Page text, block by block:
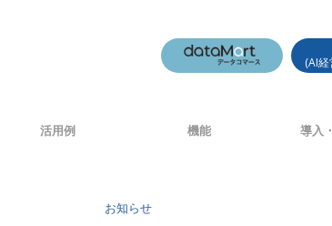
(AI
活用例 機能 導入
お知らせ